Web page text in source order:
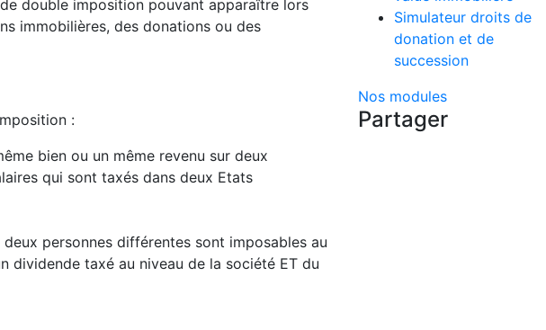
double imposition pouvant apparaître lors
immobilières, des donations ou des
:
bien ou un même revenu sur deux
qui sont taxés dans deux Etats
personnes différentes sont imposables au
dividende taxé au niveau de la société ET du
Simulateur droits de
donation et de
succession
Nos modules
Partager